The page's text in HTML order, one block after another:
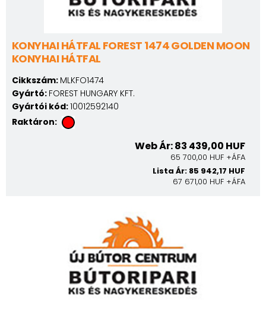
KONYHAI HÁTFAL FOREST 1474 GOLDEN MOON
KONYHAI HÁTFAL
Cikkszám: MLKFO1474
Gyártó: FOREST HUNGARY KFT.
Gyártói kód:10012592140
Raktáron:
Web Ár: 83 439,00 HUF
65 700,00 HUF +ÁFA
Lista Ár: 85 942,17 HUF
67 671,00 HUF +ÁFA